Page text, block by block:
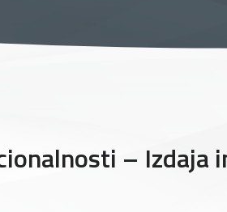
– Izdaja